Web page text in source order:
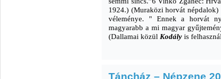
1924.) (Muraközi horvát
véleménye. " Ennek a horvát
magyarabb a mi magyar
(Dallamai közül Kodály is
Táncház – Népzene